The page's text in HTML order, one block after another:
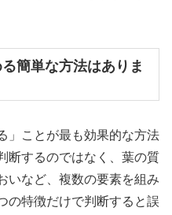
簡単な方法はありま
」ことが最も効果的な方法
断するのではなく、葉の質
いなど、複数の要素を組み
の特徴だけで判断すると誤